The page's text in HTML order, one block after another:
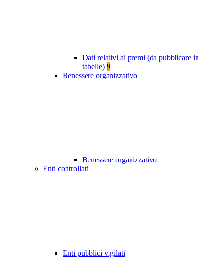
Dati relativi ai premi (da pubblicare in
tabelle) 9
Benessere organizzativo
Benessere organizzativo
Enti controllati
Enti pubblici vigilati